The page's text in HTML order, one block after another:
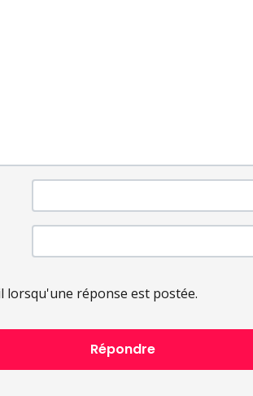
lorsqu'une réponse est postée.
Répondre